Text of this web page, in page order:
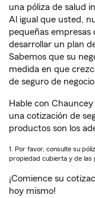
una póliza de salud
Al igual que usted,
pequeñas
desarrollar un plan
Sabemos que su
medida en que
de seguro de
Hable con
una cotización de
productos son los
1. Por favor, consulte su
propiedad cubierta y de las
¡Comience su
hoy mismo!